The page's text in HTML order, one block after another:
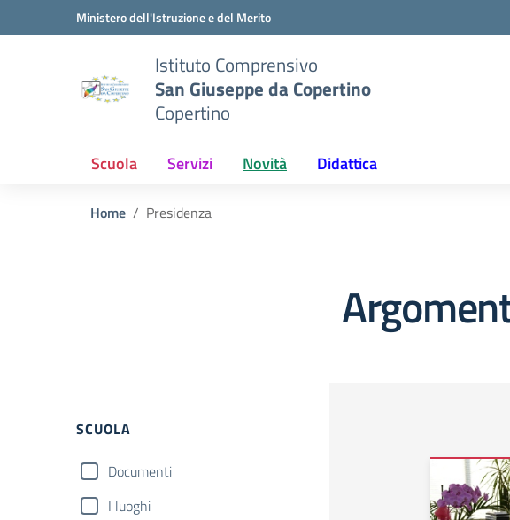
Vai ai contenuti
Vai al menu di navigazioneMinistero dell'Istruzione e del Merito
Istituto Comprensivo
San Giuseppe da Copertino
Copertino
Scuola Servizi Novità Didattica
Home Presidenza
Filtri
SCUOLA
Documenti
I luoghi